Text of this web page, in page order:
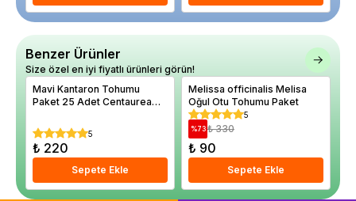
Benzer Ürünler
Size özel en iyi fiyatlı ürünleri görün!
Mavi Kantaron Tohumu
Paket 25 Adet Centaurea
5
₺ 220
Sepete Ekle
Melissa officinalis Melisa
Oğul Otu Tohumu Paket
5
%73 ₺ 330
₺ 90
Sepete Ekle